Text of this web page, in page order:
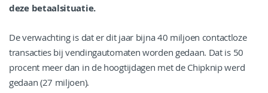
deze betaalsituatie.
De verwachting is dat er dit jaar bijna 40 miljoen contactloze
transacties bij vendingautomaten worden gedaan. Dat is 50
procent meer dan in de hoogtijdagen met de Chipknip werd
gedaan (27 miljoen).